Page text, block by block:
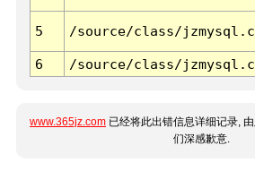
5 /source/class/
6 /source/class/
www.365jz.com 已经将此出错信息详细记录,
们深感歉意.